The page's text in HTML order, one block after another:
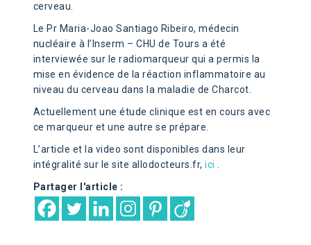
cerveau.
Le Pr Maria-Joao Santiago Ribeiro, médecin
nucléaire à l’Inserm – CHU de Tours a été
interviewée sur le radiomarqueur qui a permis la
mise en évidence de la réaction inflammatoire au
niveau du cerveau dans la maladie de Charcot.
Actuellement une étude clinique est en cours avec
ce marqueur et une autre se prépare.
L’article et la video sont disponibles dans leur
intégralité sur le site allodocteurs.fr,ici
Partager l'article :